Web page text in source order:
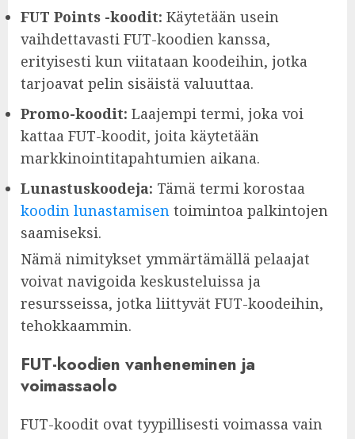
FUT Points -koodit: Käytetään usein
vaihdettavasti FUT-koodien kanssa,
erityisesti kun viitataan koodeihin, jotka
tarjoavat pelin sisäistä valuuttaa.
Promo-koodit: Laajempi termi, joka voi
kattaa FUT-koodit, joita käytetään
markkinointitapahtumien aikana.
Lunastuskoodeja: Tämä termi korostaa
koodin lunastamisen toimintoa palkintojen
saamiseksi.
Nämä nimitykset ymmärtämällä pelaajat
voivat navigoida keskusteluissa ja
resursseissa, jotka liittyvät FUT-koodeihin,
tehokkaammin.
FUT-koodien vanheneminen ja
voimassaolo
FUT-koodit ovat tyypillisesti voimassa vain